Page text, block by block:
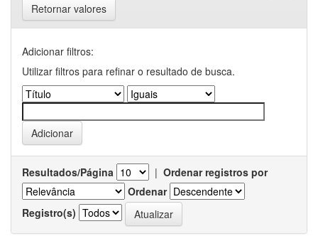
Retornar valores
Adicionar filtros:
Utilizar filtros para refinar o resultado de busca.
Resultados/Página | Ordenar registros por
Ordenar
Registro(s)